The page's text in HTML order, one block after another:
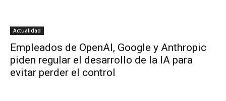
Actualidad
Empleados de OpenAI, Google y Anthropic
piden regular el desarrollo de la IA para
evitar perder el control